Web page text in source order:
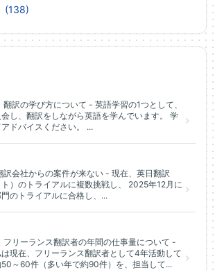
(138)
翻訳の学び方について - 英語学習の1つとして、
し、翻訳をしながら英語を学んでいます。 学
ドバイスください。 ...
訳会社からの案件が来ない - 現在、英日翻訳
ト）のトライアルに複数挑戦し、 2025年12月に
のトライアルに合格し、...
フリーランス翻訳者の年間の仕事量について -
現在、フリーランス翻訳者として4年活動して
～60件（多い年で約90件）を、担当して...